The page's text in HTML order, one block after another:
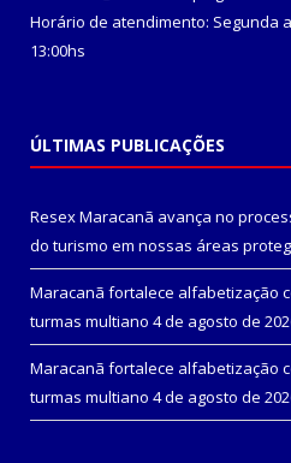
Horário de atendimento: Segunda
13:00hs
ÚLTIMAS PUBLICAÇÕES
Resex Maracanã avança no
do turismo em nossas áreas
Maracanã fortalece alfabetização
turmas multiano 4 de agosto de
Maracanã fortalece alfabetização
turmas multiano 4 de agosto de